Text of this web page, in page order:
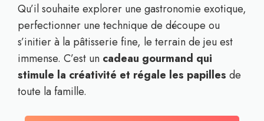
Qu’il souhaite explorer une gastronomie exotique,
perfectionner une technique de découpe ou
s’initier à la pâtisserie fine, le terrain de jeu est
immense. C’est un cadeau gourmand qui
stimule la créativité et régale les papilles de
toute la famille.